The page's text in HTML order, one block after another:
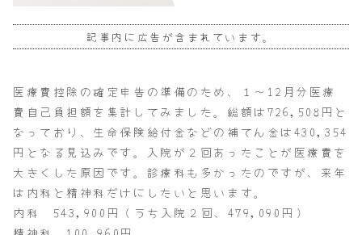
記事内に広告が含まれています。
医療費控除の確定申告の準備のため、１～12月分医療
費自己負担額を集計してみました。総額は726,508円と
なっており、生命保険給付金などの補てん金は430,354
円となる見込みです。入院が２回あったことが医療費を
大きくした原因です。診療科も多かったのですが、来年
は内科と精神科だけにしたいと思います。
内科 543,900円（うち入院２回、479,090円）